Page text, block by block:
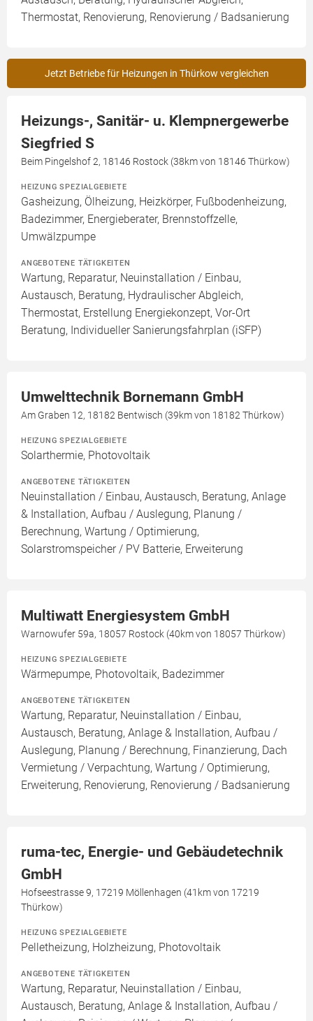
Thermostat, Renovierung, Renovierung / Badsanierung
Jetzt Betriebe für Heizungen in Thürkow vergleichen
Heizungs-, Sanitär- u. Klempnergewerbe
Siegfried S
Beim Pingelshof 2, 18146 Rostock (38km von 18146 Thürkow)
HEIZUNG SPEZIALGEBIETE
Gasheizung, Ölheizung, Heizkörper, Fußbodenheizung,
Badezimmer, Energieberater, Brennstoffzelle,
Umwälzpumpe
ANGEBOTENE TÄTIGKEITEN
Wartung, Reparatur, Neuinstallation / Einbau,
Austausch, Beratung, Hydraulischer Abgleich,
Thermostat, Erstellung Energiekonzept, Vor-Ort
Beratung, Individueller Sanierungsfahrplan (iSFP)
Umwelttechnik Bornemann GmbH
Am Graben 12, 18182 Bentwisch (39km von 18182 Thürkow)
HEIZUNG SPEZIALGEBIETE
Solarthermie, Photovoltaik
ANGEBOTENE TÄTIGKEITEN
Neuinstallation / Einbau, Austausch, Beratung, Anlage
& Installation, Aufbau / Auslegung, Planung /
Berechnung, Wartung / Optimierung,
Solarstromspeicher / PV Batterie, Erweiterung
Multiwatt Energiesystem GmbH
Warnowufer 59a, 18057 Rostock (40km von 18057 Thürkow)
HEIZUNG SPEZIALGEBIETE
Wärmepumpe, Photovoltaik, Badezimmer
ANGEBOTENE TÄTIGKEITEN
Wartung, Reparatur, Neuinstallation / Einbau,
Austausch, Beratung, Anlage & Installation, Aufbau /
Auslegung, Planung / Berechnung, Finanzierung, Dach
Vermietung / Verpachtung, Wartung / Optimierung,
Erweiterung, Renovierung, Renovierung / Badsanierung
ruma-tec, Energie- und Gebäudetechnik
GmbH
Hofseestrasse 9, 17219 Möllenhagen (41km von 17219
Thürkow)
HEIZUNG SPEZIALGEBIETE
Pelletheizung, Holzheizung, Photovoltaik
ANGEBOTENE TÄTIGKEITEN
Wartung, Reparatur, Neuinstallation / Einbau,
Austausch, Beratung, Anlage & Installation, Aufbau /